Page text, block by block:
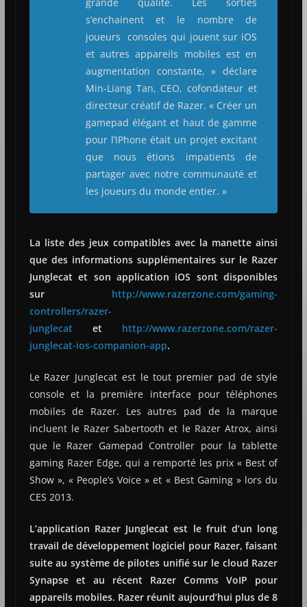
s’enchainent et le nombre de
joueurs consoles qui jouent sur iOS
et autres appareils mobiles est en
augmentation constante, » déclare
Min-Liang Tan, CEO, cofondateur et
directeur créatif de Razer. « Créer un
gamepad élégant et haut de gamme
pour l’IPhone était un projet excitant
que nous étions impatients de
partager avec notre communauté et
les joueurs du monde entier. »
La liste des jeux compatibles avec la manette ainsi
que des informations supplémentaires sur le Razer
Junglecat et son application iOS sont disponibles
sur http://www.razerzone.com/gaming-
controllers/razer-
junglecat et http://www.razerzone.com/razer-
junglecat-ios-companion-app.
Le Razer Junglecat est le tout premier pad de style
console et la première interface pour téléphones
mobiles de Razer. Les autres pad de la marque
incluent le Razer Sabertooth et le Razer Atrox, ainsi
que le Razer Gamepad Controller pour la tablette
gaming Razer Edge, qui a remporté les prix « Best of
Show », « People’s Voice » et « Best Gaming » lors du
CES 2013.
L’application Razer Junglecat est le fruit d’un long
travail de développement logiciel pour Razer, faisant
suite au système de pilotes unifié sur le cloud Razer
Synapse et au récent Razer Comms VoIP pour
appareils mobiles. Razer réunit aujourd’hui plus de 8